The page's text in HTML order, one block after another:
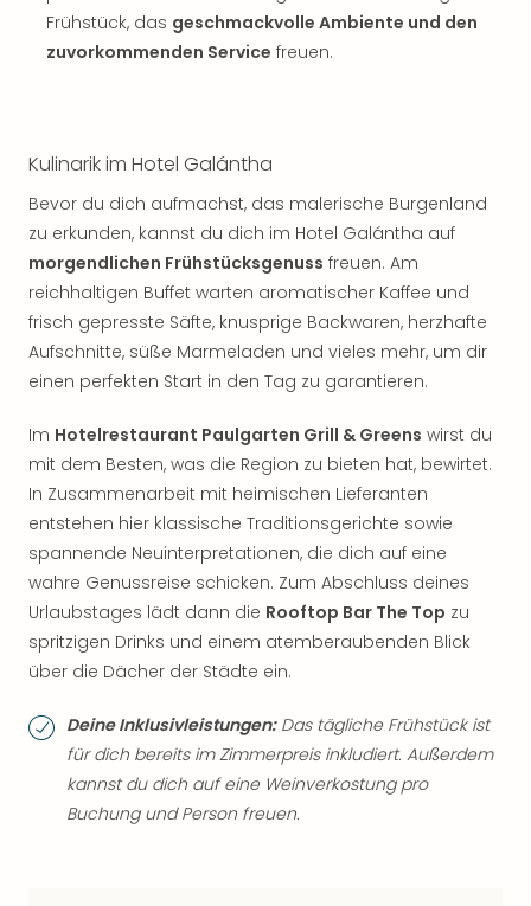
Frühstück, das geschmackvolle Ambiente und den
zuvorkommenden Service freuen.
Kulinarik im Hotel Galántha
Bevor du dich aufmachst, das malerische Burgenland
zu erkunden, kannst du dich im Hotel Galántha auf
morgendlichen Frühstücksgenuss freuen. Am
reichhaltigen Buffet warten aromatischer Kaffee und
frisch gepresste Säfte, knusprige Backwaren, herzhafte
Aufschnitte, süße Marmeladen und vieles mehr, um dir
einen perfekten Start in den Tag zu garantieren.
Im Hotelrestaurant Paulgarten Grill & Greens wirst du
mit dem Besten, was die Region zu bieten hat, bewirtet.
In Zusammenarbeit mit heimischen Lieferanten
entstehen hier klassische Traditionsgerichte sowie
spannende Neuinterpretationen, die dich auf eine
wahre Genussreise schicken. Zum Abschluss deines
Urlaubstages lädt dann die Rooftop Bar The Top zu
spritzigen Drinks und einem atemberaubenden Blick
über die Dächer der Städte ein.
Deine Inklusivleistungen:Das tägliche Frühstück ist
für dich bereits im Zimmerpreis inkludiert. Außerdem
kannst du dich auf eine Weinverkostung pro
Buchung und Person freuen.